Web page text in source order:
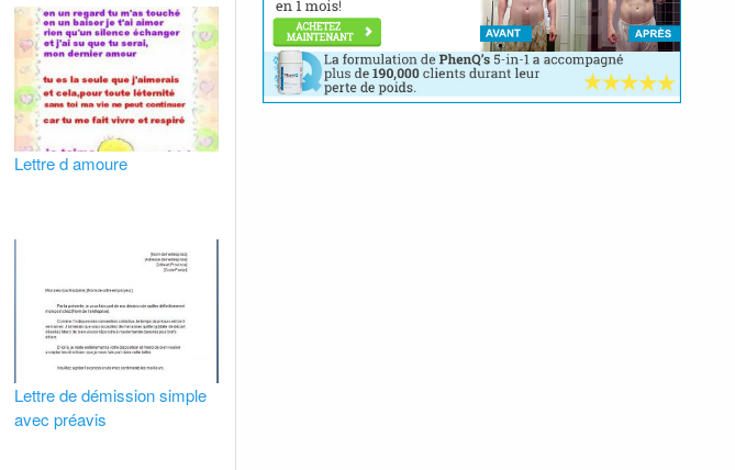
Lettre d amoure
Lettre de démission simple
avec préavis